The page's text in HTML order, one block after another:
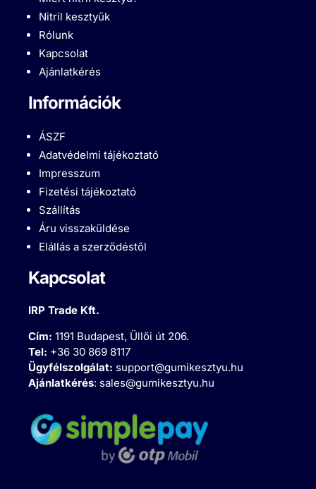
Nitril kesztyűk
Rólunk
Kapcsolat
Ajánlatkérés
Információk
ÁSZF
Adatvédelmi tájékoztató
Impresszum
Fizetési tájékoztató
Szállítás
Áru visszaküldése
Elállás a szerződéstől
Kapcsolat
IRP Trade Kft.
Cím:1191 Budapest, Üllői út 206.
Tel: +36 30 869 8117
Ügyfélszolgálat: support@gumikesztyu.hu
Ajánlatkérés: sales@gumikesztyu.hu